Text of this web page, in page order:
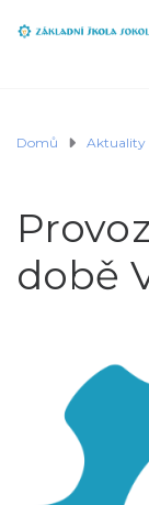
Domů Aktuality
době